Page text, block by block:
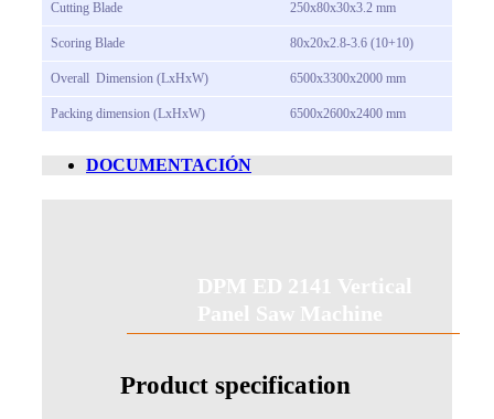
Cutting Blade 250x80x30x3.2 mm
Scoring Blade 80x20x2.8-3.6 (10+10)
Overall Dimension (LxHxW) 6500x3300x2000 mm
Packing dimension (LxHxW) 6500x2600x2400 mm
DOCUMENTACIÓN
Product specification